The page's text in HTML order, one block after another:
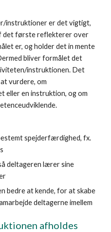
instruktioner er det vigtigt,
det første reflekterer over
er, og holder det in mente
bliver formålet det
instruktionen. Det
vurdere, om
eller en instruktion, og om
spejderfærdighed, fx.
deltageren lærer sine
bedre at kende, for at skabe
deltagerne imellem
afholdes